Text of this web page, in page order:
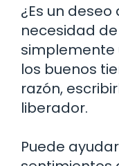
¿Es un
necesidad
simplemente
los buenos
razón,
liberador.
Puede